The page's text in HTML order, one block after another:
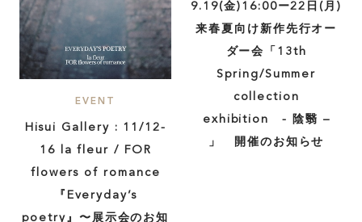
EVENT
Hisui Gallery : 11/12-
16 la fleur / FOR
flowers of romance
『Everyday’s
poetry』〜展示会のお知
9.19(金)16:00ー22日(月)
来春夏向け新作先行オー
ダー会「13th
Spring/Summer
collection
exhibition - 陰翳 –
」 開催のお知らせ